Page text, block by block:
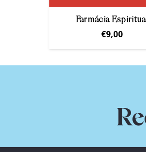
Farmácia
€9,00